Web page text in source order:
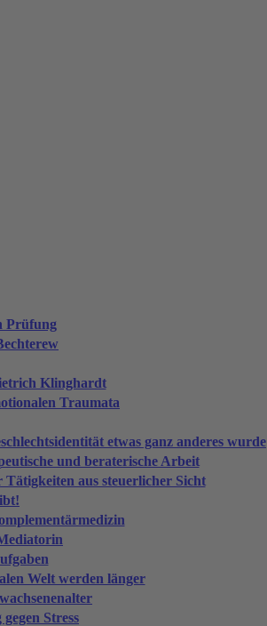
Prüfung
Klinghardt
Traumata
etwas ganz anderes wurde
und beraterische Arbeit
aus steuerlicher Sicht
Welt werden länger
Stress